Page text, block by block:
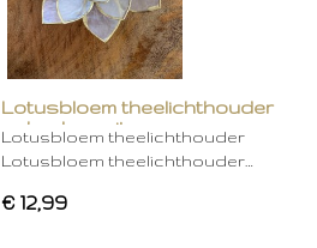
Lotusbloem theelichthouder
gebroken wit
Lotusbloem theelichthouder
Lotusbloem theelichthouder…
€ 12,99